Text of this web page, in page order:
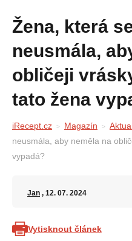
Žena, která se již 40 let
neusmála,
obličeji
tato žena
iRecept.cz Magazín
neusmála, aby neměla na
vypadá?
Jan , 12. 07. 2024
Vytisknout článek